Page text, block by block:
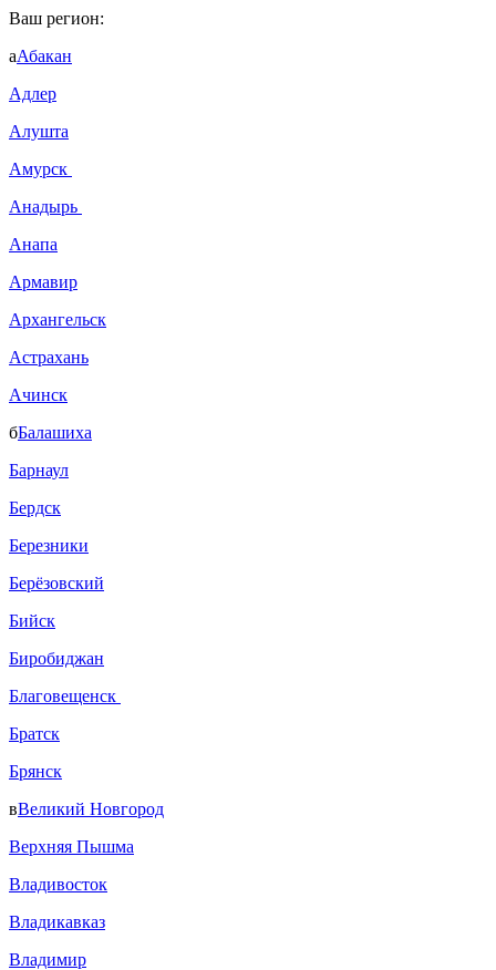
Ваш регион:
аАбакан
Адлер
Алушта
Амурск
Анадырь
Анапа
Армавир
Архангельск
Астрахань
Ачинск
бБалашиха
Барнаул
Бердск
Березники
Берёзовский
Бийск
Биробиджан
Благовещенск
Братск
Брянск
вВеликий Новгород
Верхняя Пышма
Владивосток
Владикавказ
Владимир